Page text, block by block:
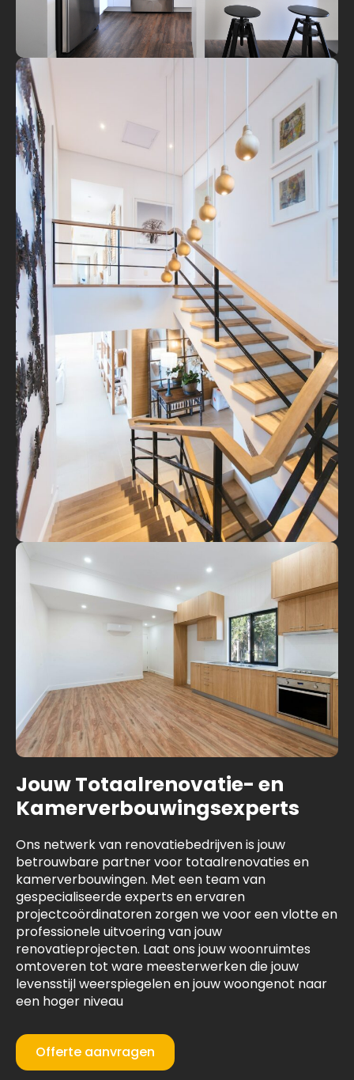
Jouw Totaalrenovatie- en
Kamerverbouwingsexperts
Ons netwerk van renovatiebedrijven is jouw
betrouwbare partner voor totaalrenovaties en
kamerverbouwingen. Met een team van
gespecialiseerde experts en ervaren
projectcoördinatoren zorgen we voor een vlotte en
professionele uitvoering van jouw
renovatieprojecten. Laat ons jouw woonruimtes
omtoveren tot ware meesterwerken die jouw
levensstijl weerspiegelen en jouw woongenot naar
een hoger niveau
Offerte aanvragen